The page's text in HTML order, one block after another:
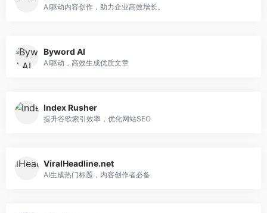
AI驱动内容创作，助力企业高效增长。
Byword AI
AI驱动，高效生成优质文章
Index Rusher
提升谷歌索引效率，优化网站SEO
ViralHeadline.net
AI生成热门标题，内容创作者必备